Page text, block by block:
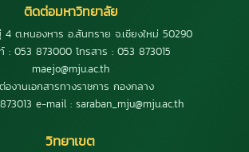
ติดต่อมหาวิทยาลัย
4 ต.หนองหาร อ.สันทราย จ.เชียงใหม่ 50290
: 053 873000 โทรสาร : 053 873015
maejo@mju.ac.th
องานเอกสารทางราชการ กองกลาง
e-mail : saraban_mju@mju.ac.th
วิทยาเขต